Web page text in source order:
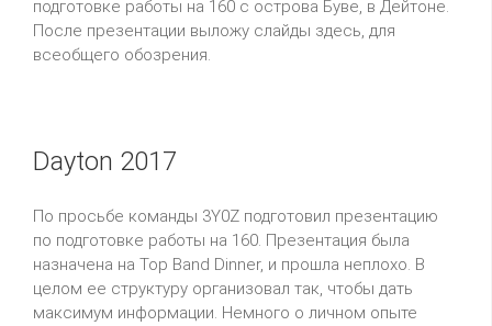
подготовке работы на 160 с острова Буве, в Дейтоне.
После презентации выложу слайды здесь, для
всеобщего обозрения.
Dayton 2017
По просьбе команды 3Y0Z подготовил презентацию
по подготовке работы на 160. Презентация была
назначена на Top Band Dinner, и прошла неплохо. В
целом ее структуру организовал так, чтобы дать
максимум информации. Немного о личном опыте